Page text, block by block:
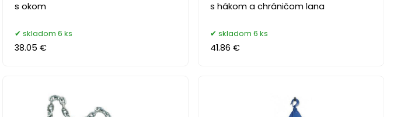
s okom
skladom 6 ks
38.05 €
s hákom a chráničom lana
skladom 6 ks
41.86 €